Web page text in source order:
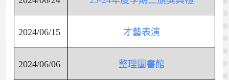
2024/06/15 才藝表演
2024/06/06 整理圖書館